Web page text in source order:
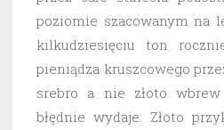
poziomie szacowanym na
kilkudziesięciu ton
pieniądza kruszcowego
srebro a nie złoto
błędnie wydaje. Złoto